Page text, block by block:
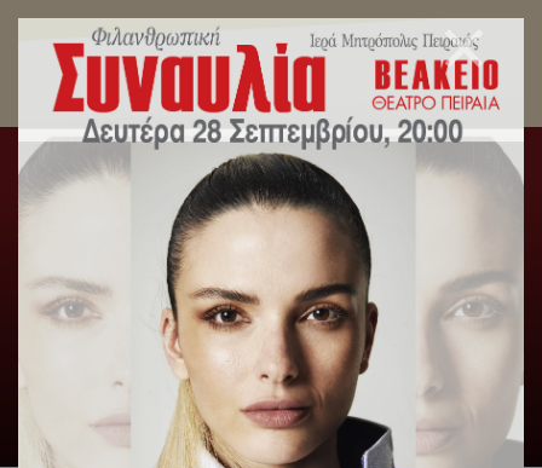
Ο εορτασμός για την Εθνική επέτειο της 28ης
Οκτωβρίου στον Πειραιά.